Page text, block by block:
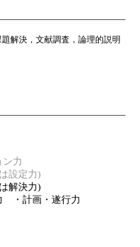
解決，文献調査，論理的説明
ン力
設定力)
解決力)
・計画・遂行力